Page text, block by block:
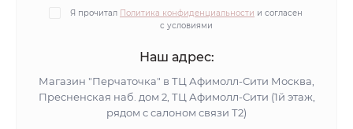
Я прочитал Политика конфиденциальности и согласен
с условиями
Наш адрес:
Магазин "Перчаточка" в ТЦ Афимолл-Сити Москва,
Пресненская наб. дом 2, ТЦ Афимолл-Сити (1й этаж,
рядом с салоном связи Т2)